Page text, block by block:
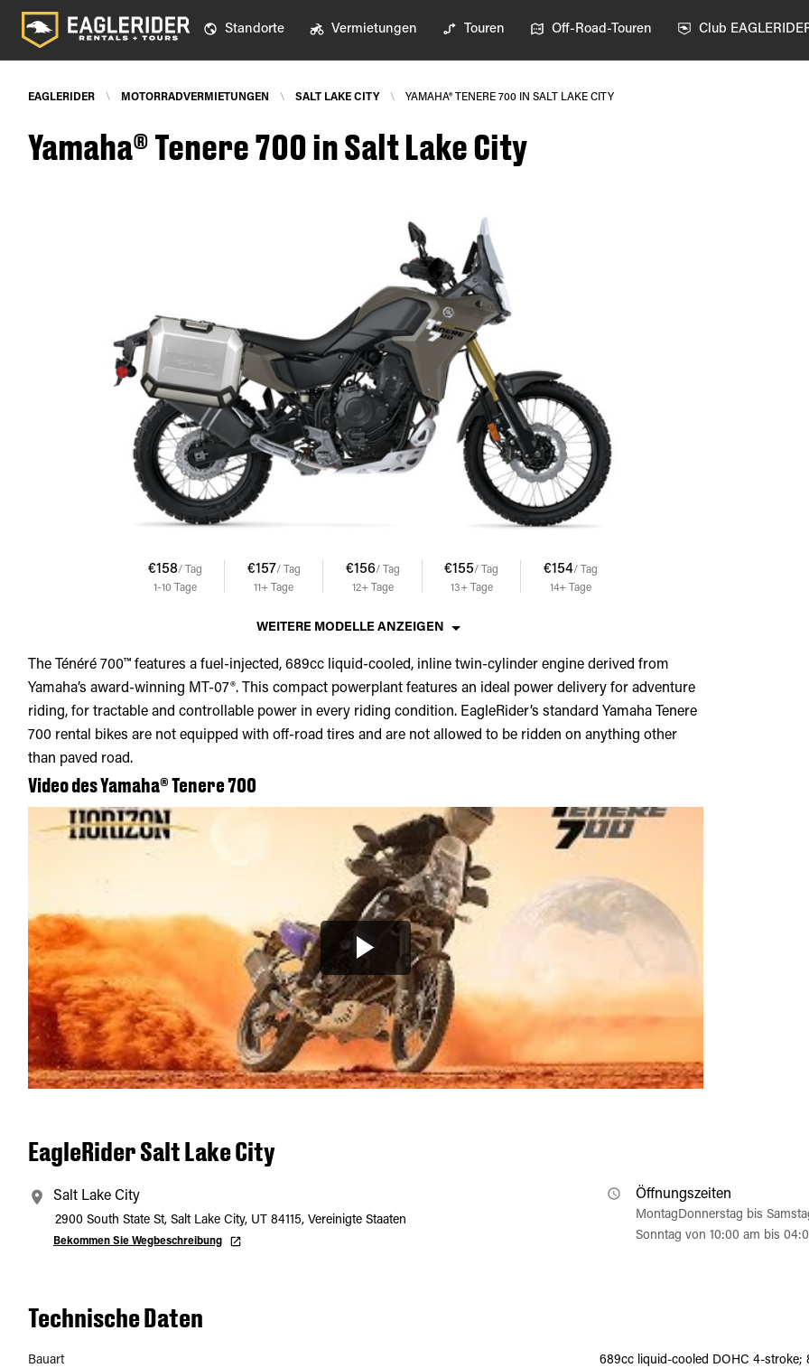
Standorte Vermietungen Touren Off-Road-Touren Club
EAGLERIDER \ MOTORRADVERMIETUNGEN \ SALT LAKE CITY \ YAMAHA® TENERE 700 IN SALT LAKE CITY
Yamaha® Tenere 700 in Salt Lake City
€158/ Tag
1-10
Tage
€157/ Tag
11+
Tage
€156/ Tag
12+
Tage
€155/ Tag
13+
Tage
€154/ Tag
14+
Tage
WEITERE MODELLE ANZEIGEN
The Ténéré 700™ features a fuel-injected, 689cc liquid-cooled, inline twin-cylinder engine derived from
Yamaha’s award-winning MT-07®. This compact powerplant features an ideal power delivery for adventure
riding, for tractable and controllable power in every riding condition. EagleRider’s standard Yamaha Tenere
700 rental bikes are not equipped with off-road tires and are not allowed to be ridden on anything other
than paved road.
Video des Yamaha® Tenere 700
EagleRider Salt Lake City
Salt Lake City
2900 South State St, Salt Lake City, UT 84115, Vereinigte Staaten
Bekommen Sie Wegbeschreibung
Öffnungszeiten
MontagDonnerstag bis
Sonntag von 10:00 am bis
Technische Daten
Bauart 689cc liquid-cooled DOHC 4-stroke;